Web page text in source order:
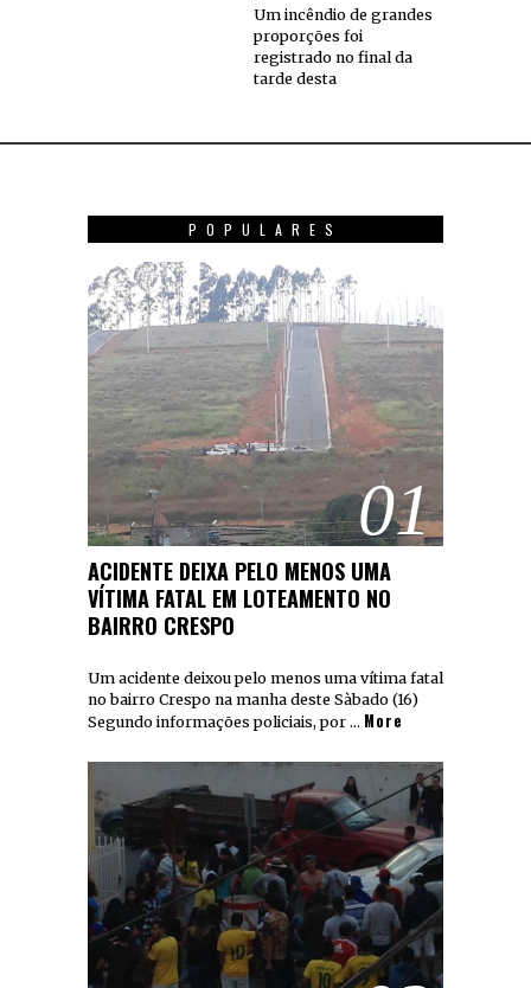
Um incêndio de grandes
proporções foi
registrado no final da
tarde desta
POPULARES
01
ACIDENTE DEIXA PELO MENOS UMA
VÍTIMA FATAL EM LOTEAMENTO NO
BAIRRO CRESPO
Um acidente deixou pelo menos uma vítima fatal
no bairro Crespo na manha deste Sàbado (16)
Segundo informações policiais, por … More